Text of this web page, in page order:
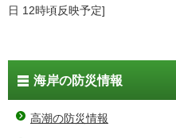
日 12時頃反映予定]
海岸の防災情報
高潮の防災情報